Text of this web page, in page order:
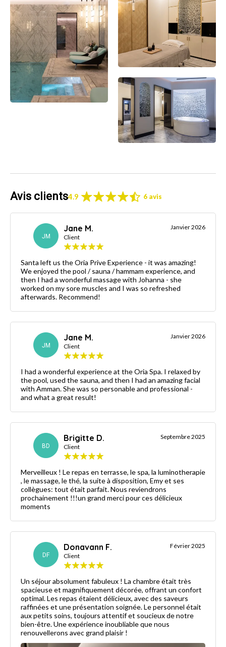
Avis clients4.9 6 avis
JM
Jane M.
Client
Janvier 2026
Santa left us the Oria Prive Experience - it was amazing!
We enjoyed the pool / sauna / hammam experience, and
then I had a wonderful massage with Johanna - she
worked on my sore muscles and I was so refreshed
afterwards. Recommend!
JM
Jane M.
Client
Janvier 2026
I had a wonderful experience at the Oria Spa. I relaxed by
the pool, used the sauna, and then I had an amazing facial
with Amman. She was so personable and professional -
and what a great result!
BD
Brigitte D.
Client
Septembre 2025
Merveilleux ! Le repas en terrasse, le spa, la luminotherapie
, le massage, le thé, la suite à disposition, Emy et ses
collègues: tout était parfait. Nous reviendrons
prochainement !!!un grand merci pour ces délicieux
moments
DF
Donavann F.
Client
Février 2025
Un séjour absolument fabuleux ! La chambre était très
spacieuse et magnifiquement décorée, offrant un confort
optimal. Les repas étaient délicieux, avec des saveurs
raffinées et une présentation soignée. Le personnel était
aux petits soins, toujours attentif et soucieux de notre
bien-être. Une expérience inoubliable que nous
renouvellerons avec grand plaisir !